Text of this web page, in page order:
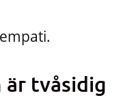
tvåsidig